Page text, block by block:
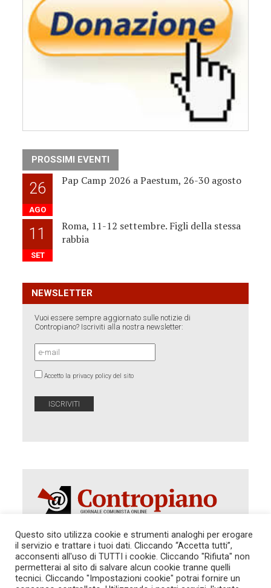
PROSSIMI EVENTI
26
AGO
Pap Camp 2026 a Paestum, 26-30 agosto
11
SET
Roma, 11-12 settembre. Figli della stessa
rabbia
NEWSLETTER
Vuoi essere sempre aggiornato sulle notizie di
Contropiano? Iscriviti alla nostra newsletter:
Accetto la privacy policy del sito
Autorizzazione del Tribunale di Roma 286 del 31
dicembre 2014. Direttore Responsabile: Sergio
Cararo. Indirizzo: V.Casalbruciato 27- sc. B - 00159
Roma -
Questo sito utilizza cookie e strumenti analoghi per erogare
il servizio e trattare i tuoi dati. Cliccando “Accetta tutti”,
acconsenti all'uso di TUTTI i cookie. Cliccando "Rifiuta" non
permetterai al sito di salvare alcun cookie tranne quelli
tecnici. Cliccando "Impostazioni cookie" potrai fornire un